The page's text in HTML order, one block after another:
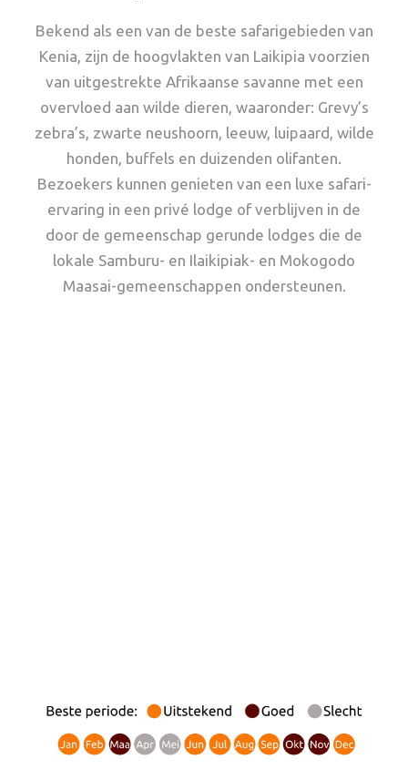
Bekend als een van de beste safarigebieden van
Kenia, zijn de hoogvlakten van Laikipia voorzien
van uitgestrekte Afrikaanse savanne met een
overvloed aan wilde dieren, waaronder: Grevy’s
zebra’s, zwarte neushoorn, leeuw, luipaard, wilde
honden, buffels en duizenden olifanten.
Bezoekers kunnen genieten van een luxe safari-
ervaring in een privé lodge of verblijven in de
door de gemeenschap gerunde lodges die de
lokale Samburu- en Ilaikipiak- en Mokogodo
Maasai-gemeenschappen ondersteunen.